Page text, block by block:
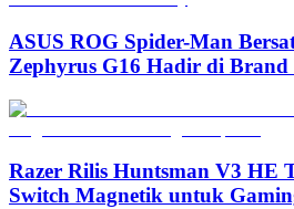
ASUS ROG Spider-Man
Zephyrus G16 Hadir di Brand
Razer Rilis Huntsman V3 HE
Switch Magnetik untuk